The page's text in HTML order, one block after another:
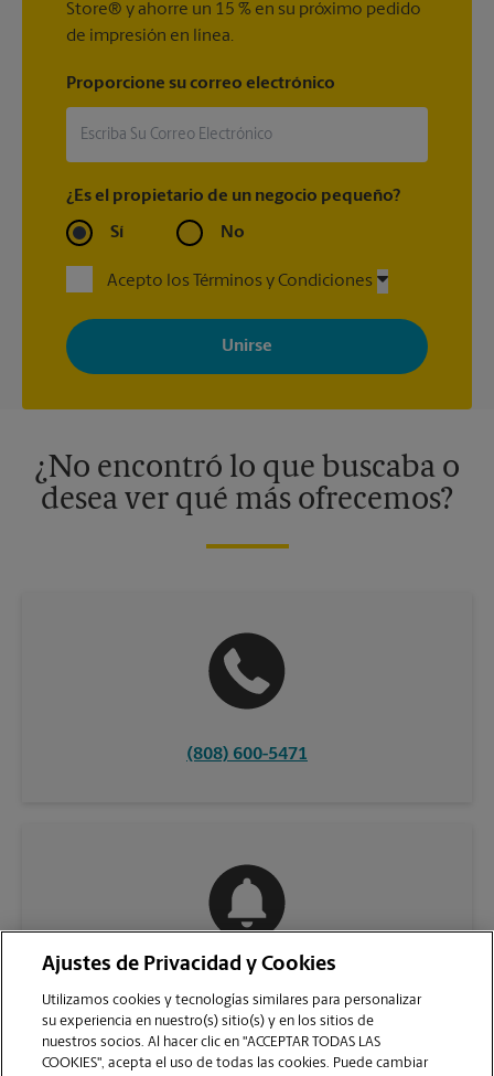
Store® y ahorre un 15 % en su próximo pedido
de impresión en línea.
Proporcione su correo electrónico
¿Es el propietario de un negocio pequeño?
Sí No
Acepto los Términos y Condiciones
Al registrarse, acepta recibir correos electrónicos de The UPS
Store con noticias, ofertas especiales, promociones y mensajes
adaptados a sus intereses. Puede darse de baja en cualquier
momento. Para más información, consulte nuestra política de
¿No encontró lo que buscaba o
desea ver qué más ofrecemos?
(808) 600-5471
Ajustes de Privacidad y Cookies
Utilizamos cookies y tecnologías similares para personalizar
su experiencia en nuestro(s) sitio(s) y en los sitios de
nuestros socios. Al hacer clic en "ACCEPTAR TODAS LAS
COOKIES", acepta el uso de todas las cookies. Puede cambiar